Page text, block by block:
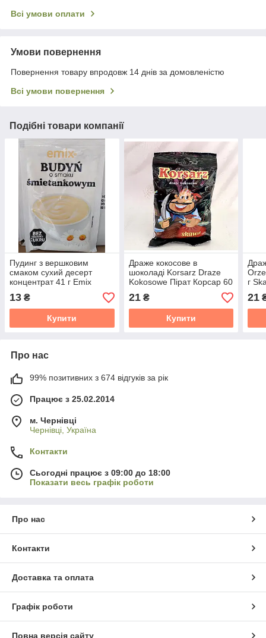
Всі умови оплати
Умови повернення
Повернення товару впродовж 14 днів за домовленістю
Всі умови повернення
Подібні товари компанії
Пудинг з вершковим
смаком сухий десерт
концентрат 41 г Emix
Польща
13 ₴
Купити
Драже кокосове в
шоколаді Korsarz Draze
Kokosowe Пірат Корсар 60
г Skawa Poland
21₴
Купити
г
21
Про нас
99% позитивних з 674 відгуків за рік
Працює з 25.02.2014
м. Чернівці
Чернівці, Україна
Контакти
Сьогодні працює з 09:00 до 18:00
Показати весь графік роботи
Про нас
Контакти
Доставка та оплата
Графік роботи
Повна версія сайту